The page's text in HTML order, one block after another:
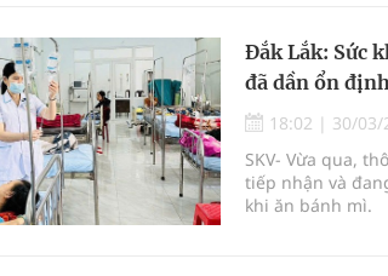
Đắk Lắk: Sức
đã dần ổn
18:02 | 30/03/
SKV- Vừa qua,
tiếp nhận và
khi ăn bánh mì.